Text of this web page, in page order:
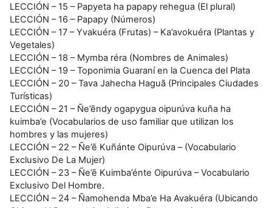
LECCIÓN – 15 – Papyeta ha papapy rehegua (El plural)
LECCIÓN – 16 – Papapy (Números)
LECCIÓN – 17 – Yvakuéra (Frutas) – Ka’avokuéra (Plantas y
Vegetales)
LECCIÓN – 18 – Mymba réra (Nombres de Animales)
LECCIÓN – 19 – Toponimia Guaraní en la Cuenca del Plata
LECCIÓN – 20 – Tava Jahecha Haguã (Principales Ciudades
Turísticas)
LECCIÓN – 21 – Ñe’ẽndy ogapygua oipurúva kuña ha
kuimba’e (Vocabularios de uso familiar que utilizan los
hombres y las mujeres)
LECCIÓN – 22 – Ñe’ẽ Kuñánte Oipurúva – (Vocabulario
Exclusivo De La Mujer)
LECCIÓN – 23 – Ñe’ẽ Kuimba’énte Oipurúva – Vocabulario
Exclusivo Del Hombre.
LECCIÓN – 24 – Ñamohenda Mba’e Ha Avakuéra (Ubicando